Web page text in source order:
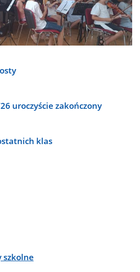
uroczyście zakończony
klas
szkolne